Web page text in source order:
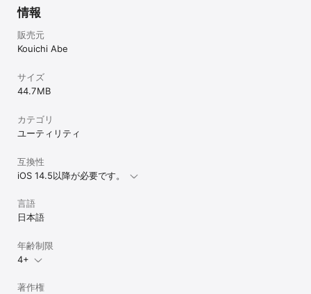
情報
販売元
Kouichi Abe
サイズ
44.7 MB
カテゴリ
ユーティリティ
互換性
iOS 14.5以降が必要です。
言語
日本語
年齢制限
4+
著作権